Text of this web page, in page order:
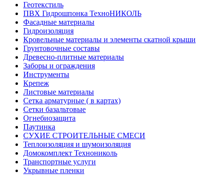
Геотекстиль
ПВХ Гидрошпонка ТехноНИКОЛЬ
Фасадные материалы
Гидроизоляция
Кровельные материалы и элементы скатной крыши
Грунтовочные составы
Древесно-плитные материалы
Заборы и ограждения
Инструменты
Крепеж
Листовые материалы
Сетка арматурные ( в картах)
Сетки базальтовые
Огнебиозащита
Паутинка
СУХИЕ СТРОИТЕЛЬНЫЕ СМЕСИ
Теплоизоляция и шумоизоляция
Домокомплект Технониколь
Транспортные услуги
Укрывные пленки